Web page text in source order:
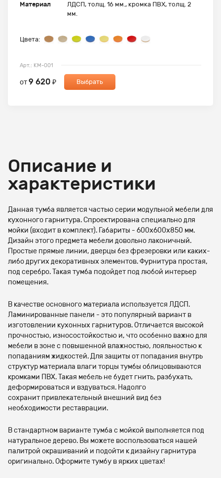
Материал
ЛДСП, толщ. 16 мм., кромка ПВХ, толщ. 2
мм.
Цвета:
Арт.: КМ-001
от9 620 ₽ Выбрать
Описание и
характеристики
Данная тумба является частью серии модульной мебели для
кухонного гарнитура. Спроектирована специально для
мойки (входит в комплект). Габариты - 600х600х850 мм.
Дизайн этого предмета мебели довольно лаконичный.
Простые прямые линии, дверцы без фрезеровки или каких-
либо других декоративных элементов. Фурнитура простая,
под серебро. Такая тумба подойдет под любой интерьер
помещения.
В качестве основного материала используется ЛДСП.
Ламинированные панели - это популярный вариант в
изготовлении кухонных гарнитуров. Отличается высокой
прочностью, износостойкостью и, что особенно важно для
мебели в зоне с повышенной влажностью, лояльностью к
попаданиям жидкостей. Для защиты от попадания внутрь
структур материала влаги торцы тумбы облицовываются
кромками ПВХ. Такая мебель не будет гнить, разбухать,
деформироваться и вздуваться. Надолго
сохранит привлекательный внешний вид без
необходимости реставрации.
В стандартном варианте тумба с мойкой выполняется под
натуральное дерево. Вы можете воспользоваться нашей
палитрой окрашиваний и подойти к дизайну гарнитура
оригинально. Оформите тумбу в ярких цветах!